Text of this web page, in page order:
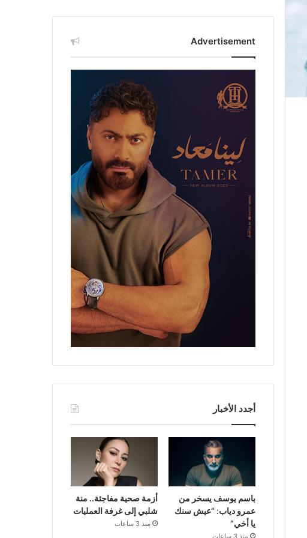
Advertisement
أجدد الأخبار
باسم يوسف يسخر من
عمرو دياب: “عيش سنك
يا أخي”
منذ 3 ساعات
أزمة صحية مفاجئة.. منة
شلبي إلى غرفة العمليات
منذ 3 ساعات